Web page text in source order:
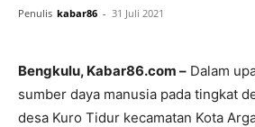
Penulis kabar86 - 31 Juli 2021
Bengkulu, Kabar86.com – Dalam
sumber daya manusia pada tingkat
desa Kuro Tidur kecamatan Kota